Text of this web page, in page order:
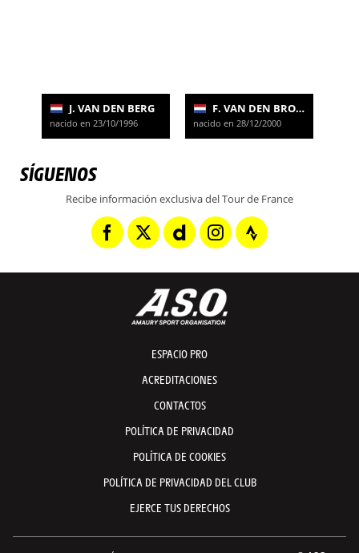
J. VAN DEN BERG
nacido en 23/10/1996
F. VAN DEN BROEK
nacido en 28/12/2000
SÍGUENOS
Recibe información exclusiva del Tour de France
ESPACIO PRO
ACREDITACIONES
CONTACTOS
POLÍTICA DE PRIVACIDAD
POLÍTICA DE COOKIES
POLÍTICA DE PRIVACIDAD DEL CLUB
EJERCE TUS DERECHOS